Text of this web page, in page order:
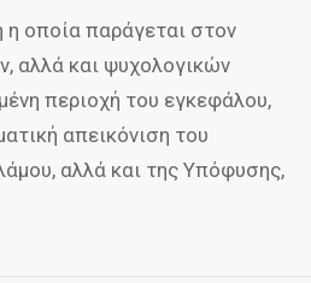
η οποία παράγεται στον
αλλά και ψυχολογικών
περιοχή του εγκεφάλου,
απεικόνιση του
αλλά και της Υπόφυσης,